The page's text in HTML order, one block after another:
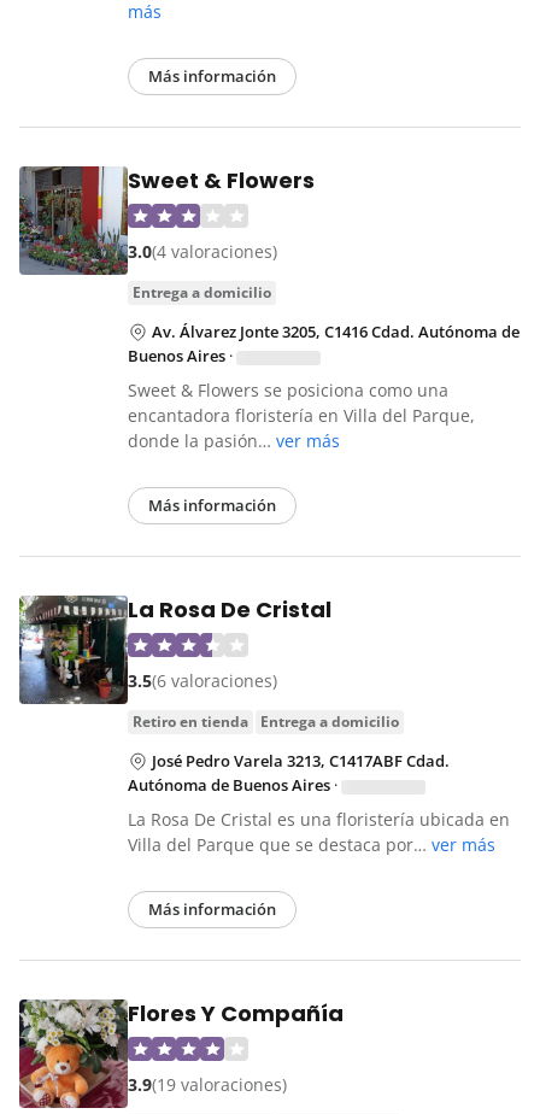
más
Más información
Sweet & Flowers
3.0(4 valoraciones)
entrega a domicilio
Av. Álvarez Jonte 3205, C1416 Cdad. Autónoma de
Buenos Aires ·
Sweet & Flowers se posiciona como una
encantadora floristería en Villa del Parque,
donde la pasión… ver más
Más información
La Rosa De Cristal
3.5(6 valoraciones)
retiro en tienda entrega a domicilio
José Pedro Varela 3213, C1417ABF Cdad.
Autónoma de Buenos Aires ·
La Rosa De Cristal es una floristería ubicada en
Villa del Parque que se destaca por… ver más
Más información
Flores Y Compañía
3.9(19 valoraciones)